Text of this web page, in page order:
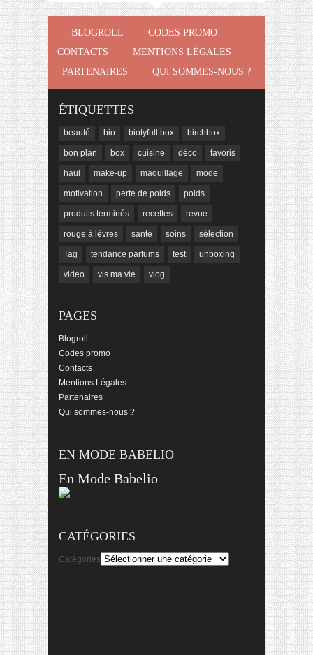
BLOGROLL
CODES PROMO
CONTACTS
MENTIONS LÉGALES
PARTENAIRES
QUI SOMMES-NOUS ?
ÉTIQUETTES
beauté bio biotyfull box birchbox
bon plan box cuisine déco favoris
haul make-up maquillage mode
motivation perte de poids poids
produits terminés recettes revue
rouge à lèvres santé soins sélection
Tag tendance parfums test unboxing
video vis ma vie vlog
PAGES
Blogroll
Codes promo
Contacts
Mentions Légales
Partenaires
Qui sommes-nous ?
EN MODE BABELIO
En Mode Babelio
CATÉGORIES
Catégories